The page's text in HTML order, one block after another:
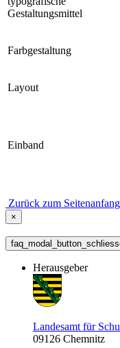
Gestaltungsmittel
Farbgestaltung
Layout
Einband
Zurück zum Seitenanfang
×
Herausgeber
Landesamt für
09126 Chemnitz